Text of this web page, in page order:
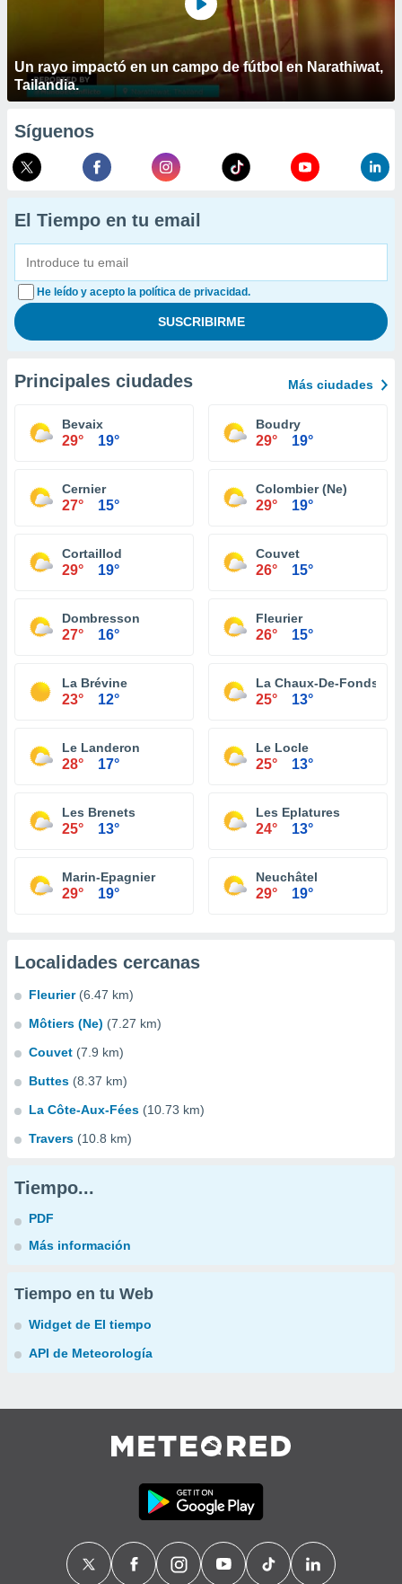
Un rayo impactó en un campo de fútbol en Narathiwat,
Tailandia.
Síguenos
El Tiempo en tu email
He leído y acepto la política de privacidad.
Principales ciudades Más ciudades
Bevaix
29° 19°
Boudry
29° 19°
Cernier
27° 15°
Colombier (Ne)
29° 19°
Cortaillod
29° 19°
Couvet
26° 15°
Dombresson
27° 16°
Fleurier
26° 15°
La Brévine
23° 12°
La Chaux-De-Fonds
25° 13°
Le Landeron
28° 17°
Le Locle
25° 13°
Les Brenets
25° 13°
Les Eplatures
24° 13°
Marin-Epagnier
29° 19°
Neuchâtel
29° 19°
Localidades cercanas
Fleurier (6.47 km)
Môtiers (Ne) (7.27 km)
Couvet (7.9 km)
Buttes (8.37 km)
La Côte-Aux-Fées (10.73 km)
Travers (10.8 km)
Tiempo...
PDF
Más información
Tiempo en tu Web
Widget de El tiempo
API de Meteorología